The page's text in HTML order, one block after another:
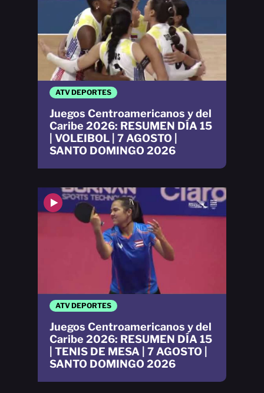
ATV DEPORTES
Juegos Centroamericanos y del
Caribe 2026: RESUMEN DÍA 15
| VOLEIBOL | 7 AGOSTO |
SANTO DOMINGO 2026
ATV DEPORTES
Juegos Centroamericanos y del
Caribe 2026: RESUMEN DÍA 15
| TENIS DE MESA | 7 AGOSTO |
SANTO DOMINGO 2026